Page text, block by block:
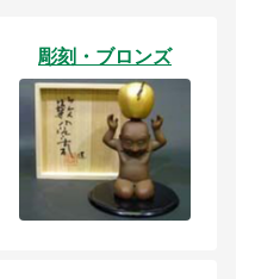
彫刻・ブロンズ